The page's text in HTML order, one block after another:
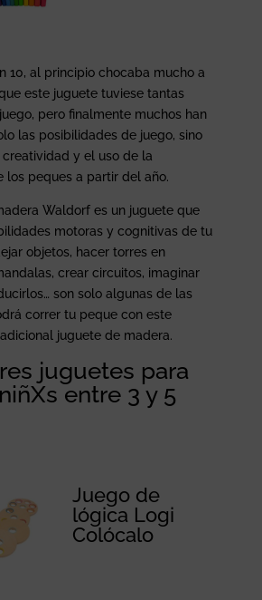
10, al principio chocaba mucho a
este juguete tuviese tantas
pero finalmente muchos han
las posibilidades de juego, sino
y el uso de la
los peques a partir del año.
Waldorf es un juguete que
motoras y cognitivas de tu
objetos, hacer torres en
crear circuitos, imaginar
son solo algunas de las
correr tu peque con este
juguete de madera.
juguetes para
entre 3 y 5
Juego de
lógica Logi
Colócalo